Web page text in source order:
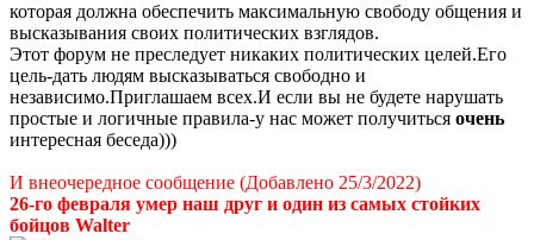
которая должна обеспечить максимальную свободу общения и
высказывания своих политических взглядов.
Этот форум не преследует никаких политических целей.Его
цель-дать людям высказываться свободно и
независимо.Приглашаем всех.И если вы не будете нарушать
простые и логичные правила-у нас может получиться очень
интересная беседа)))
И внеочередное сообщение (Добавлено 25/3/2022)
26-го февраля умер наш друг и один из самых стойких
бойцов Walter